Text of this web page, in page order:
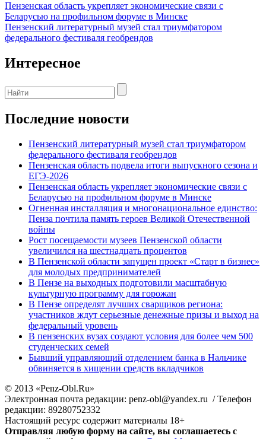
Пензенская область укрепляет экономические связи с
Беларусью на профильном форуме в Минске
Пензенский литературный музей стал триумфатором
федерального фестиваля геобрендов
Интересное
Последние новости
Пензенский литературный музей стал триумфатором
федерального фестиваля геобрендов
Пензенская область подвела итоги выпускного сезона и
ЕГЭ-2026
Пензенская область укрепляет экономические связи с
Беларусью на профильном форуме в Минске
Огненная инсталляция и многонациональное единство:
Пенза почтила память героев Великой Отечественной
войны
Рост посещаемости музеев Пензенской области
увеличился на шестнадцать процентов
В Пензенской области запущен проект «Старт в бизнес»
для молодых предпринимателей
В Пензе на выходных подготовили масштабную
культурную программу для горожан
В Пензе определят лучших сварщиков региона:
участников ждут серьезные денежные призы и выход на
федеральный уровень
В пензенских вузах создают условия для более чем 500
студенческих семей
Бывший управляющий отделением банка в Нальчике
обвиняется в хищении средств вкладчиков
© 2013 «Penz-Obl.Ru»
Электронная почта редакции: penz-obl@yandex.ru / Телефон
редакции: 89280752332
Настоящий ресурс содержит материалы 18+
Отправляя любую форму на сайте, вы соглашаетесь с